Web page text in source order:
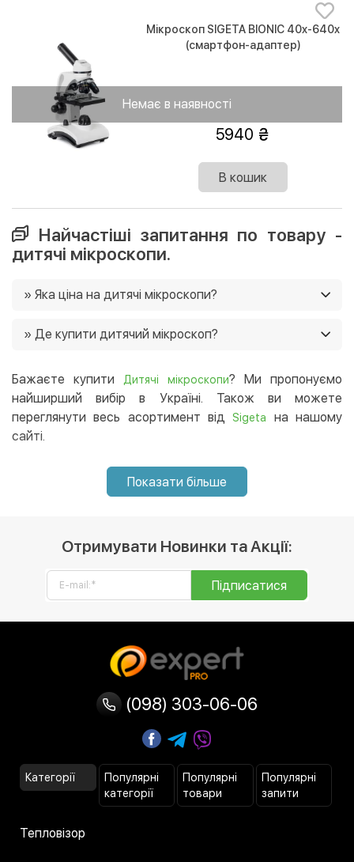
Немає в наявності
Мікроскоп SIGETA BIONIC 40x-640x
(смартфон-адаптер)
5940
В кошик
Найчастіші запитання по товару -
дитячі мікроскопи.
» Яка ціна на дитячі мікроскопи?
грн. Ще у нас постійно діють акції, і часто є можливість
» Де купити дитячий мікроскоп?
інтернет-магазині, і ми доставимо його в будь-який
регіон України. 😉
Бажаєте купити Дитячі мікроскопи? Ми пропонуємо
найширший вибір в Україні. Також ви можете
переглянути весь асортимент від
Sigeta
на нашому
сайті.
Показати більше
Отримувати Новинки та Акції:
Підписатися
(098) 303-06-06
Категорії
Популярні
категорії
Популярні
товари
Популярні
запити
Тепловізор